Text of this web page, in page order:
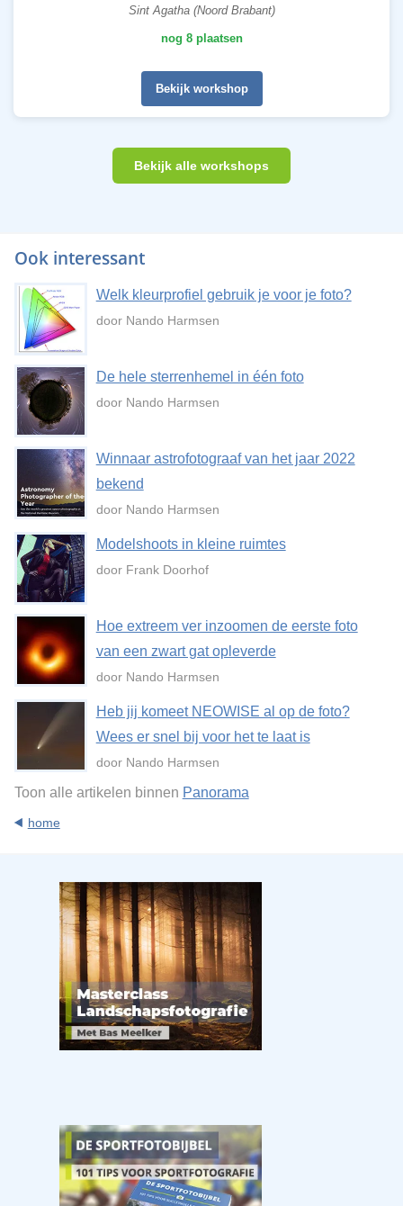
Sint Agatha (Noord Brabant)
nog 8 plaatsen
Bekijk workshop
Bekijk alle workshops
Ook interessant
Welk kleurprofiel gebruik je voor je foto?
door Nando Harmsen
De hele sterrenhemel in één foto
door Nando Harmsen
Winnaar astrofotograaf van het jaar 2022
bekend
door Nando Harmsen
Modelshoots in kleine ruimtes
door Frank Doorhof
Hoe extreem ver inzoomen de eerste foto
van een zwart gat opleverde
door Nando Harmsen
Heb jij komeet NEOWISE al op de foto?
Wees er snel bij voor het te laat is
door Nando Harmsen
Toon alle artikelen binnen Panorama
home